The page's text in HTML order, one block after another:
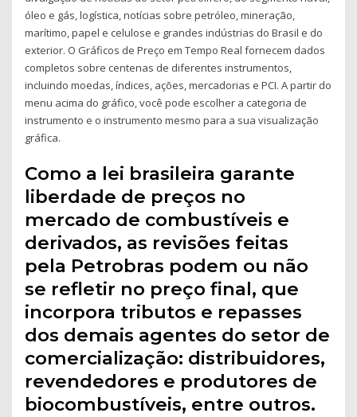
óleo e gás, logística, notícias sobre petróleo, mineração,
marítimo, papel e celulose e grandes indústrias do Brasil e do
exterior. O Gráficos de Preço em Tempo Real fornecem dados
completos sobre centenas de diferentes instrumentos,
incluindo moedas, índices, ações, mercadorias e PCI. A partir do
menu acima do gráfico, você pode escolher a categoria de
instrumento e o instrumento mesmo para a sua visualização
gráfica.
Como a lei brasileira garante
liberdade de preços no
mercado de combustíveis e
derivados, as revisões feitas
pela Petrobras podem ou não
se refletir no preço final, que
incorpora tributos e repasses
dos demais agentes do setor de
comercialização: distribuidores,
revendedores e produtores de
biocombustíveis, entre outros.